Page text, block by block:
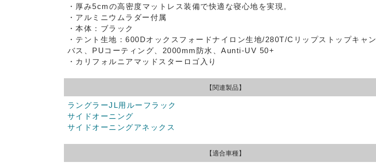
・厚み5cmの高密度マットレス装備で快適な寝心地を実現。
・アルミニウムラダー付属
・本体：ブラック
・テント生地：600Dオックスフォードナイロン生地/280T/Cリップストップキャン
バス、PUコーティング、2000mm防水、Aunti-UV 50+
・カリフォルニアマッドスターロゴ入り
【関連製品】
ラングラーJL用ルーフラック
サイドオーニング
サイドオーニングアネックス
【適合車種】